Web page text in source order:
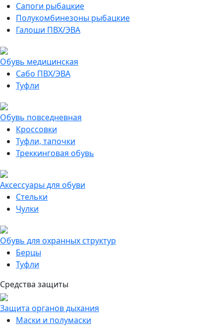
Сапоги рыбацкие
Полукомбинезоны рыбацкие
Галоши ПВХ/ЭВА
Обувь медицинская
Сабо ПВХ/ЭВА
Туфли
Обувь повседневная
Кроссовки
Туфли, тапочки
Треккинговая обувь
Аксессуары для обуви
Стельки
Чулки
Обувь для охранных структур
Берцы
Туфли
Средства защиты
Защита органов дыхания
Маски и полумаски